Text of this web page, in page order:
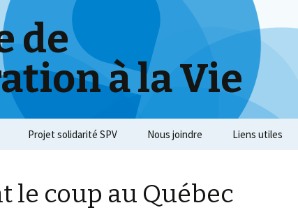
de
à la Vie
Projet solidarité SPV Nous joindre Liens utiles
le coup au Québec